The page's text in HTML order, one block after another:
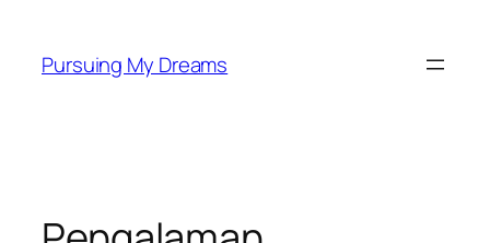
content
Pursuing My Dreams